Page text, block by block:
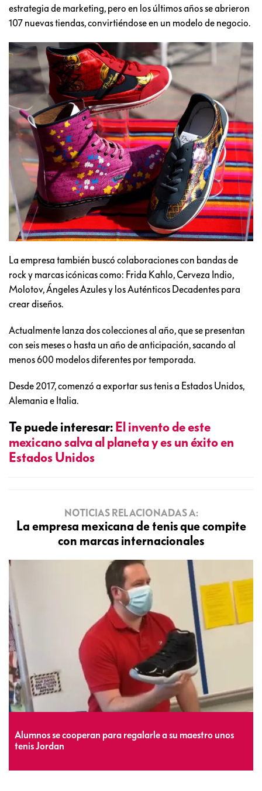
estrategia de marketing, pero en los últimos años se abrieron
107 nuevas tiendas, convirtiéndose en un modelo de negocio.
La empresa también buscó colaboraciones con bandas de
rock y marcas icónicas como: Frida Kahlo, Cerveza Indio,
Molotov, Ángeles Azules y los Auténticos Decadentes para
crear diseños.
Actualmente lanza dos colecciones al año, que se presentan
con seis meses o hasta un año de anticipación, sacando al
menos 600 modelos diferentes por temporada.
Desde 2017, comenzó a exportar sus tenis a Estados Unidos,
Alemania e Italia.
Te puede interesar: El invento de este
mexicano salva al planeta y es un éxito en
Estados Unidos
NOTICIAS RELACIONADAS A:
La empresa mexicana de tenis que compite
con marcas internacionales
Alumnos se cooperan para regalarle a su maestro unos
tenis Jordan